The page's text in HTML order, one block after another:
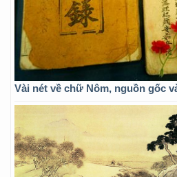
Vài nét về chữ Nôm, nguồn gốc